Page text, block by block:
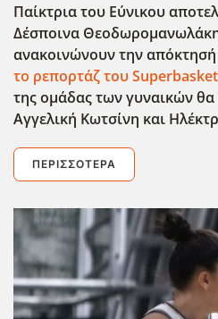
Παίκτρια του Εύνικου
Δέσποινα
ανακοινώνουν την απόκτησή
το ρεπορτάζ του
της ομάδας των γυναικών θα
Αγγελική Κωτσίνη και
ΠΕΡΙΣΣΌΤΕΡΑ